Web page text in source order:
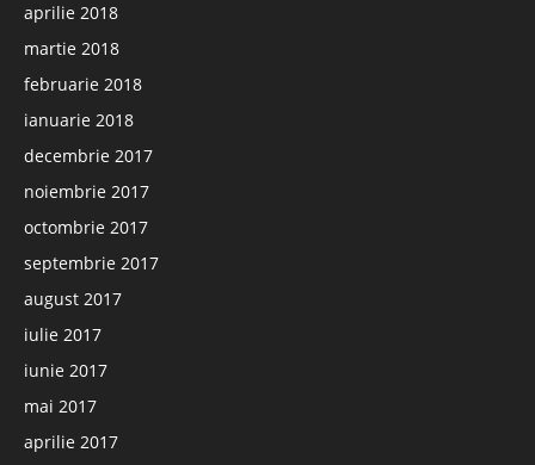
aprilie 2018
martie 2018
februarie 2018
ianuarie 2018
decembrie 2017
noiembrie 2017
octombrie 2017
septembrie 2017
august 2017
iulie 2017
iunie 2017
mai 2017
aprilie 2017